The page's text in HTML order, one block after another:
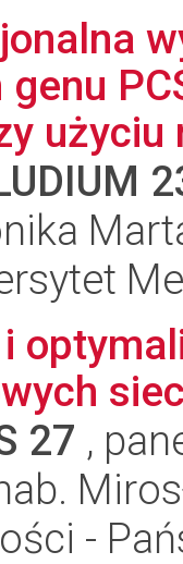
użyciu
27 ,
-